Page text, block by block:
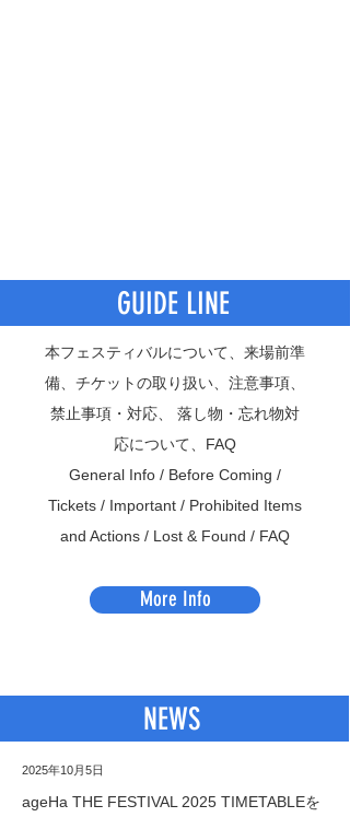
GUIDE LINE
本フェスティバルについて、来場前準
備、チケットの取り扱い、注意事項、
禁止事項・対応、 落し物・忘れ物対
応について、FAQ
General Info / Before Coming /
Tickets / Important / Prohibited Items
and Actions / Lost & Found / FAQ
More Info
NEWS
2025年10月5日
ageHa THE FESTIVAL 2025 TIMETABLEを